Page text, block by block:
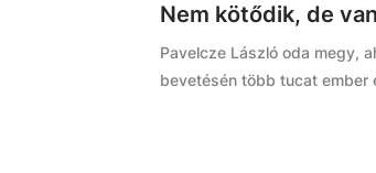
Nem kötődik, de
Pavelcze László oda megy,
bevetésén több tucat ember